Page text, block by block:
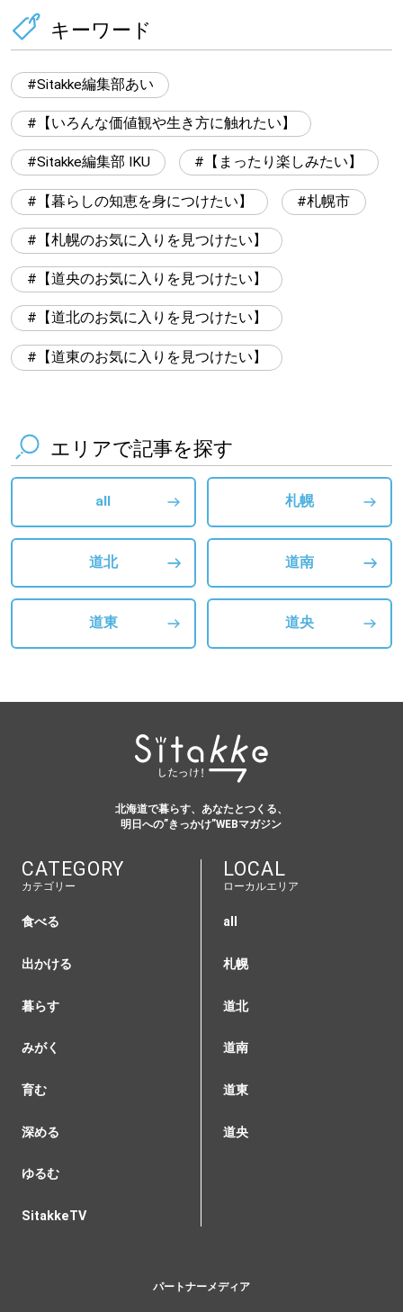
明日への”きっかけ”WEBマガジン
パートナーメディア Sitakkeパートナー
情報提供・お問い合わせ
閉じる
【暮らしの知恵を身につけたい】
【道央のお気に入りを見つけたい】
【道北のお気に入りを見つけたい】
【道東のお気に入りを見つけたい】
キーワード
Sitakke編集部あい
【いろんな価値観や生き方に触れたい】
Sitakke編集部 IKU 【まったり楽しみたい】
【暮らしの知恵を身につけたい】 札幌市
【札幌のお気に入りを見つけたい】
【道央のお気に入りを見つけたい】
【道北のお気に入りを見つけたい】
【道東のお気に入りを見つけたい】
エリアで記事を探す
all 札幌
道北 道南
道東 道央
北海道で暮らす、あなたとつくる、
明日への”きっかけ”WEBマガジン
CATEGORY
カテゴリー
食べる
出かける
暮らす
みがく
育む
深める
ゆるむ
SitakkeTV
LOCAL
ローカルエリア
all
札幌
道北
道南
道東
道央
パートナーメディア